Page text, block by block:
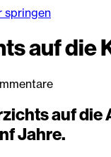
springen
auf
auf
Jahre.